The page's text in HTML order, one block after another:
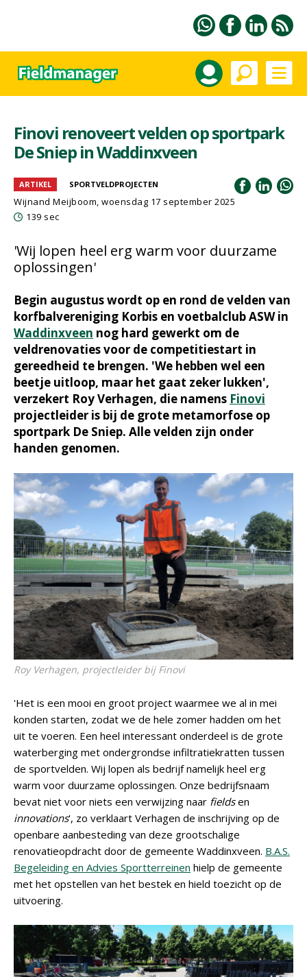
Finovi renoveert velden op sportpark
De Sniep in Waddinxveen
ARTIKEL SPORTVELDPROJECTEN
Wijnand Meijboom, woensdag 17 september 2025
139 sec
'Wij lopen heel erg warm voor duurzame
oplossingen'
Begin augustus wordt op en rond de velden van
korfbalvereniging Korbis en voetbalclub ASW in
Waddinxveen nog hard gewerkt om de
veldrenovaties voor de competitiestart in
gereedheid te brengen. 'We hebben wel een
beetje uitloop, maar het gaat zeker lukken',
verzekert Roy Verhagen, die namens Finovi
projectleider is bij de grote metamorfose op
sportpark De Sniep. Alle velden zijn onder
handen genomen.
Roy Verhagen, projectleider bij Finovi
'Het is een mooi en groot project waarmee we al in mei
konden starten, zodat we de hele zomer hadden om het
uit te voeren. Een heel interessant onderdeel is de grote
waterberging met ondergrondse infiltratiekratten tussen
de sportvelden. Wij lopen als bedrijf namelijk heel erg
warm voor duurzame oplossingen. Onze bedrijfsnaam
bevat niet voor niets een verwijzing naar fieldsen
innovations', zo verklaart Verhagen de inschrijving op de
openbare aanbesteding van deze grootschalige
renovatieopdracht door de gemeente Waddinxveen. B.A.S.
Begeleiding en Advies Sportterreinen hielp de gemeente
met het opstellen van het bestek en hield toezicht op de
uitvoering.